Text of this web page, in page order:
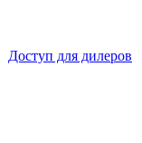
Доступ для дилеров